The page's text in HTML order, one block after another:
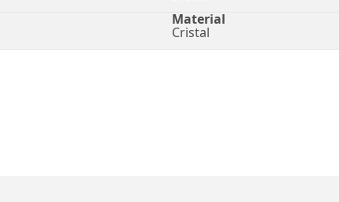
Material
Cristal